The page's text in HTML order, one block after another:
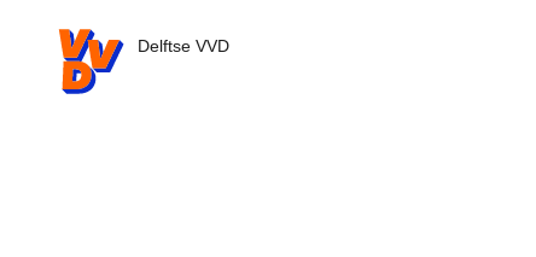
VVD.nl - Ga naar de homepage
Delftse VVD